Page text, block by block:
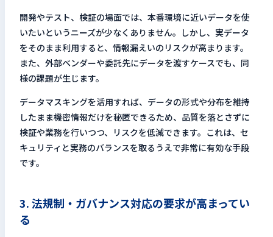
開発やテスト、検証の場面では、本番環境に近いデータを使
いたいというニーズが少なくありません。しかし、実データ
をそのまま利用すると、情報漏えいのリスクが高まります。
また、外部ベンダーや委託先にデータを渡すケースでも、同
様の課題が生じます。
データマスキングを活用すれば、データの形式や分布を維持
したまま機密情報だけを秘匿できるため、品質を落とさずに
検証や業務を行いつつ、リスクを低減できます。これは、セ
キュリティと実務のバランスを取るうえで非常に有効な手段
です。
3. 法規制・ガバナンス対応の要求が高まってい
る